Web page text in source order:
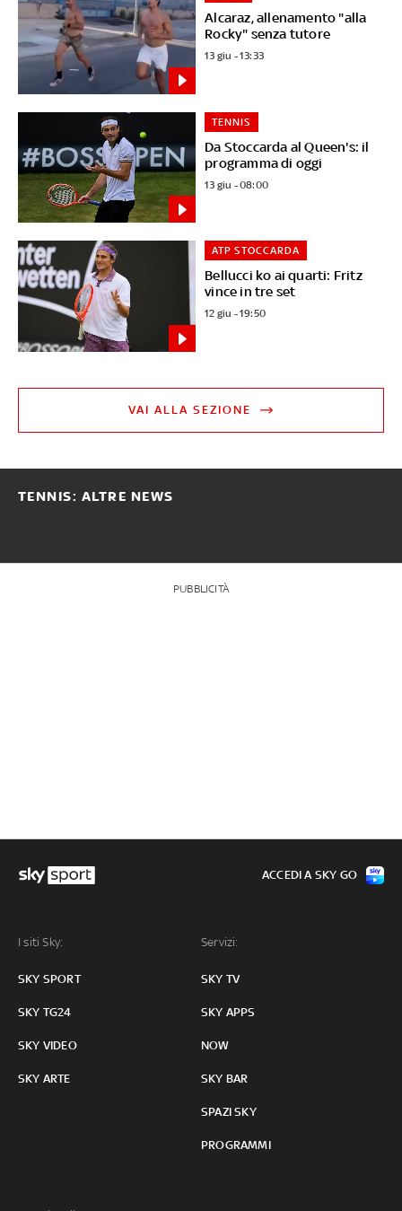
Alcaraz, allenamento "alla
Rocky" senza tutore
13 giu - 13:33
Da Stoccarda al Queen's: il
programma di oggi
TENNIS
13 giu - 08:00
Bellucci ko ai quarti: Fritz
vince in tre set
ATP STOCCARDA
12 giu - 19:50
VAI ALLA SEZIONE
TENNIS: ALTRE NEWS
PUBBLICITÀ
I siti Sky:
SKY SPORT
SKY TG24
SKY VIDEO
SKY ARTE
Servizi:
SKY TV
SKY APPS
NOW
SKY BAR
SPAZI SKY
PROGRAMMI
ACCEDI A SKY GO